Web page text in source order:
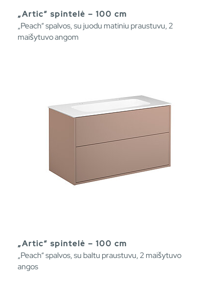
„Artic“ spintelė – 100 cm
„Peach“ spalvos, su juodu matiniu praustuvu, 2
maišytuvo angom
„Artic“ spintelė – 100 cm
„Peach“ spalvos, su baltu praustuvu, 2 maišytuvo
angos